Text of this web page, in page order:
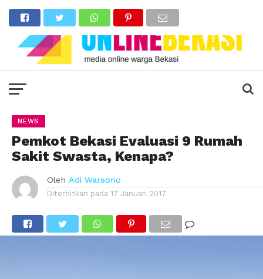
NEWS
Pemkot Bekasi Evaluasi 9 Rumah
Sakit Swasta, Kenapa?
Oleh Adi Warsono
Diterbitkan pada 17 Januari 2017